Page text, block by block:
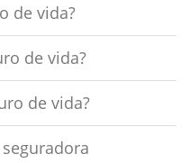
de vida?
de vida?
de vida?